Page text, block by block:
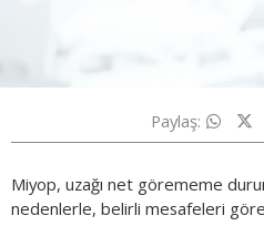
Paylaş:
Miyop, uzağı net görememe
nedenlerle, belirli mesafeleri